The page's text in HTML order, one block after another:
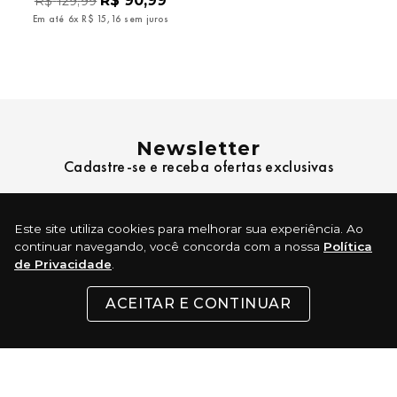
Este site utiliza cookies para melhorar sua experiência. Ao
continuar navegando, você concorda com a nossa Política
de Privacidade
ACEITAR E CONTINUAR
Em até 6x R$ 15 , 16 sem juros
Newsletter
Cadastre-se e receba ofertas exclusivas
Nome
ENVIAR